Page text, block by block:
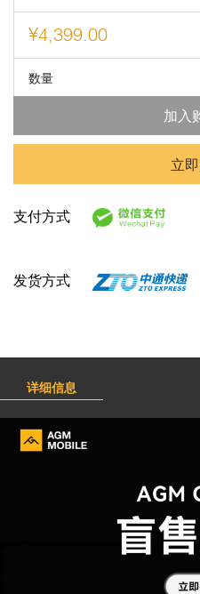
¥4,399.00
数量
加入
立
支付方式
发货方式
详细信息